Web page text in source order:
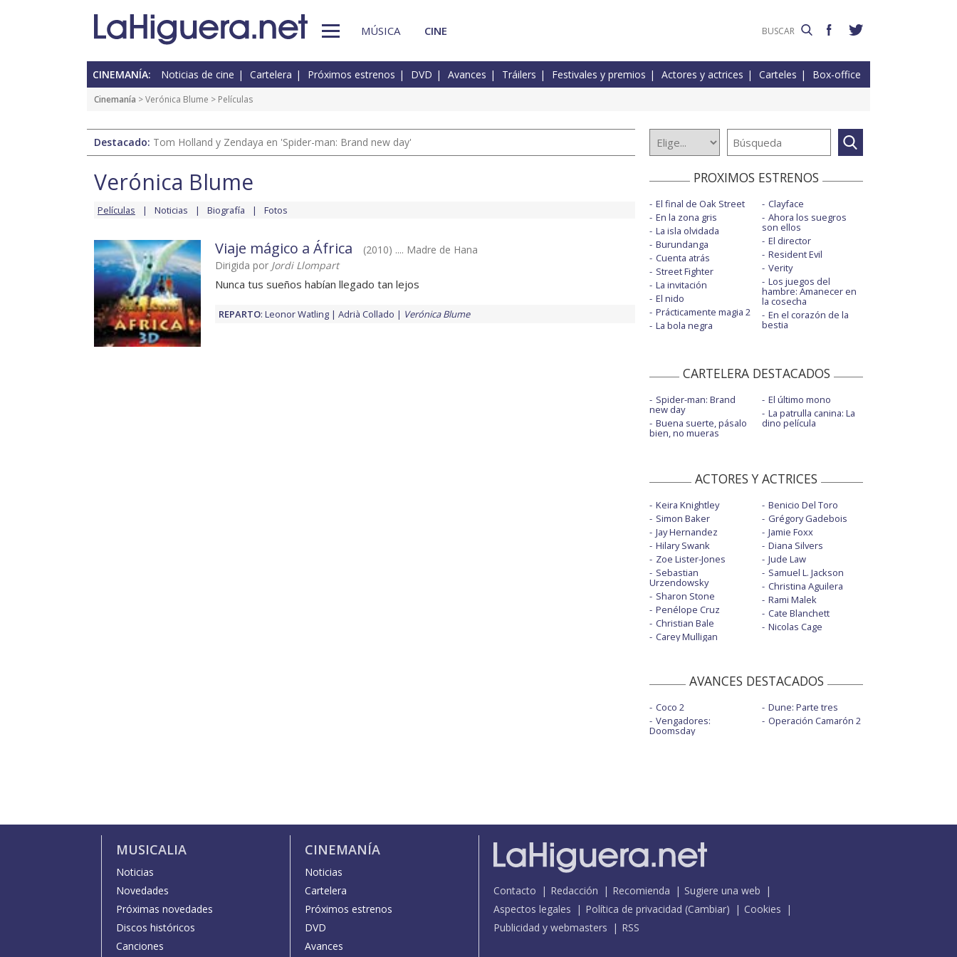
MÚSICA CINE
CINEMANÍA: Noticias de cine Cartelera Próximos estrenos DVD Avances Tráilers Festivales y premios Actores y actrices Carteles Box-office
Cinemanía >Verónica Blume > Películas
Destacado: Tom Holland y Zendaya en 'Spider-man: Brand new day'
Verónica Blume
Películas Noticias Biografía Fotos
Viaje mágico a África
(2010) .... Madre de Hana
Dirigida por Jordi Llompart
Nunca tus sueños habían llegado tan lejos
REPARTO: Leonor Watling Adrià Collado Verónica Blume
PROXIMOS ESTRENOS
El final de Oak Street
En la zona gris
La isla olvidada
Burundanga
Cuenta atrás
Street Fighter
La invitación
El nido
Prácticamente magia 2
La bola negra
Clayface
Ahora los suegros
son ellos
El director
Resident Evil
Verity
Los juegos del
hambre: Amanecer en
la cosecha
En el corazón de la
bestia
CARTELERA DESTACADOS
Spider-man: Brand
new day
Buena suerte, pásalo
bien, no mueras
El último mono
La patrulla canina: La
dino película
ACTORES Y ACTRICES
Keira Knightley
Simon Baker
Jay Hernandez
Hilary Swank
Zoe Lister-Jones
Sebastian
Urzendowsky
Sharon Stone
Penélope Cruz
Christian Bale
Carey Mulligan
Benicio Del Toro
Grégory Gadebois
Jamie Foxx
Diana Silvers
Jude Law
Samuel L. Jackson
Christina Aguilera
Rami Malek
Cate Blanchett
Nicolas Cage
AVANCES DESTACADOS
Coco 2
Vengadores:
Doomsday
Dune: Parte tres
Operación Camarón 2
MUSICALIA
Noticias
Novedades
Próximas novedades
Discos históricos
Canciones
CINEMANÍA
Noticias
Cartelera
Próximos estrenos
DVD
Avances
Contacto Redacción Recomienda
Sugiere una web
Aspectos legales
Política de privacidad (Cambiar)
Cookies
Publicidad y webmasters
RSS